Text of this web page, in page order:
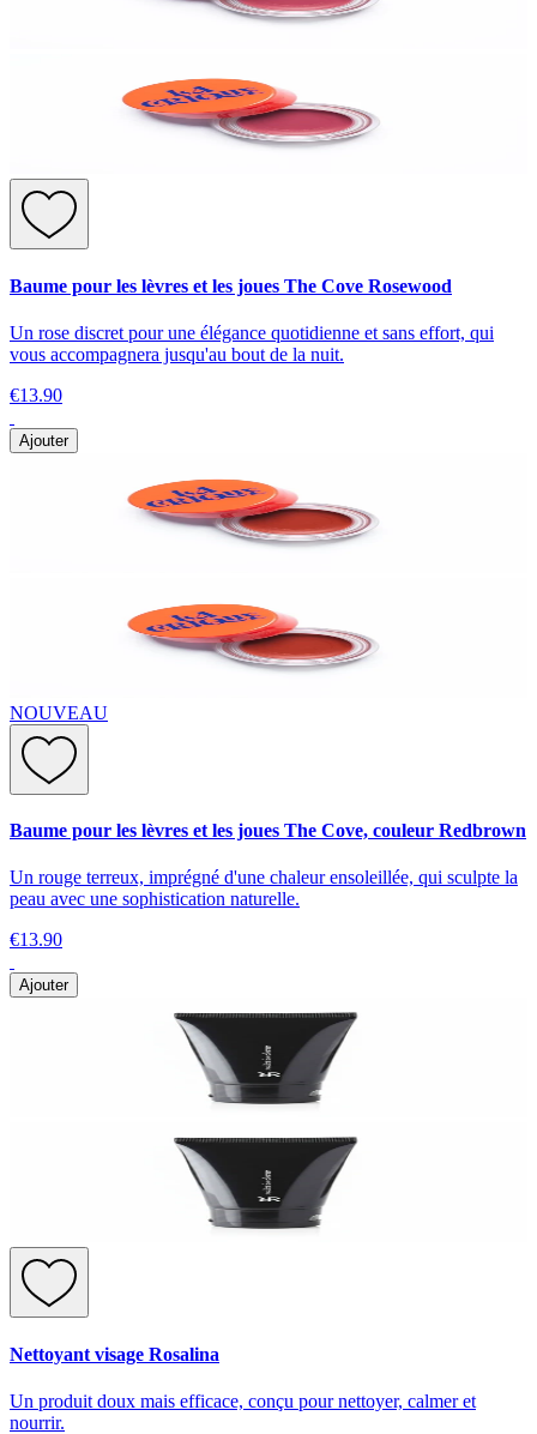
Baume pour les lèvres et les joues The Cove Rosewood
Un rose discret pour une élégance quotidienne et sans effort, qui
vous accompagnera jusqu'au bout de la nuit.
€13.90
Ajouter
NOUVEAU
Baume pour les lèvres et les joues The Cove, couleur Redbrown
Un rouge terreux, imprégné d'une chaleur ensoleillée, qui sculpte la
peau avec une sophistication naturelle.
€13.90
Ajouter
Nettoyant visage Rosalina
Un produit doux mais efficace, conçu pour nettoyer, calmer et
nourrir.